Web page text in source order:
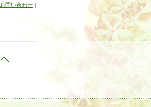
お問い合わせ ｜